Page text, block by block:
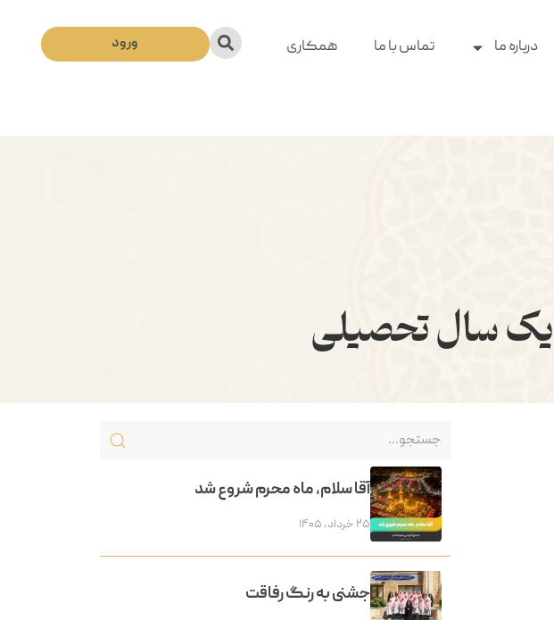
درباره ما تماس با ما
همکاری
ورود
یک سال تحصیلی
آقا سلام، ماه محرم شروع شد
۲۵ خرداد, ۱۴۰۵
جشنی به رنگ رفاقت